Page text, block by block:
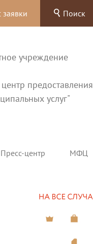
заявки Поиск
учреждение
предоставления
услуг"
Пресс-центр МФЦ